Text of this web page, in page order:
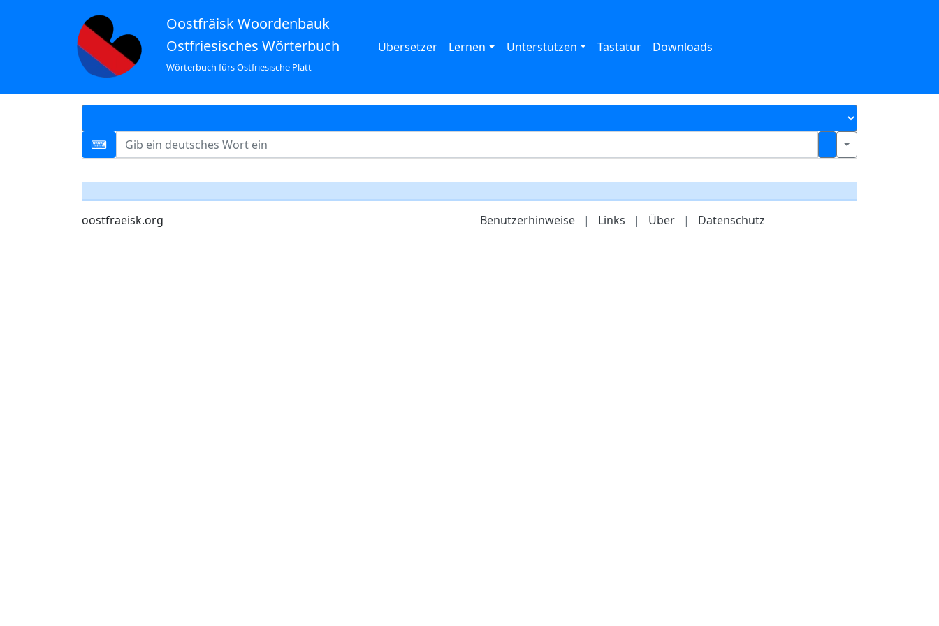
Oostfräisk Woordenbauk
Ostfriesisches Wörterbuch
Wörterbuch fürs Ostfriesische Platt
Übersetzer Lernen Unterstützen Tastatur Downloads
oostfraeisk.org Benutzerhinweise | Links | Über | Datenschutz